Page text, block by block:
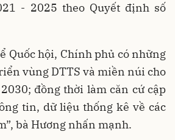
- 2025 theo Quyết định số
Quốc hội, Chính phủ có những
vùng DTTS và miền núi cho
đồng thời làm căn cứ cập
tin, dữ liệu thống kê về các
bà Hương nhấn mạnh.